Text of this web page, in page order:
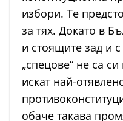
избори. Те
за тях. Докато в
и стоящите зад и
„спецове“ не са
искат най-
обаче такава